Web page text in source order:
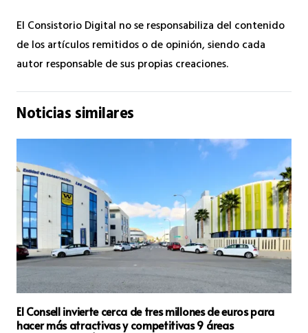
El Consistorio Digital no se responsabiliza del contenido
de los artículos remitidos o de opinión, siendo cada
autor responsable de sus propias creaciones.
Noticias similares
Nace una nueva agrupación en Tibi con el objetivo de
renovar la política local